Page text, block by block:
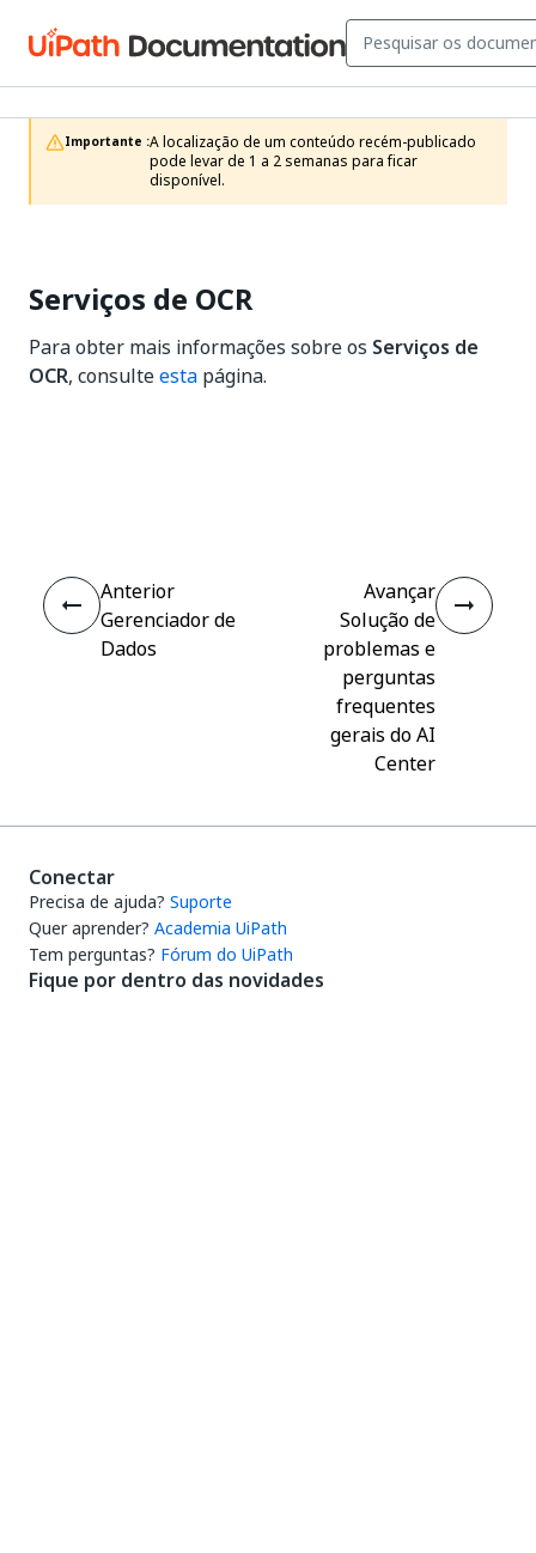
Importante :A localização de um conteúdo recém-publicado
pode levar de 1 a 2 semanas para ficar
disponível.
Serviços de OCR
Para obter mais informações sobre os Serviços de
OCR, consulteesta página.
Anterior
Gerenciador de
Dados
Avançar
Solução de
problemas e
perguntas
frequentes
gerais do AI
Center
Conectar
Precisa de ajuda? Suporte
Quer aprender? Academia UiPath
Tem perguntas? Fórum do UiPath
Fique por dentro das novidades